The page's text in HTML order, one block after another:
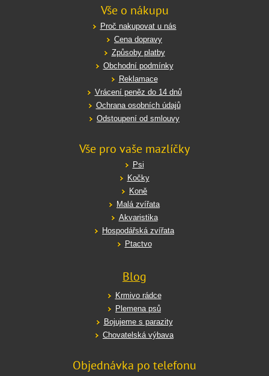
Vše o nákupu
Proč nakupovat u nás
Cena dopravy
Způsoby platby
Obchodní podmínky
Reklamace
Vrácení peněz do 14 dnů
Ochrana osobních údajů
Odstoupení od smlouvy
Vše pro vaše mazlíčky
Psi
Kočky
Koně
Malá zvířata
Akvaristika
Hospodářská zvířata
Ptactvo
Blog
Krmivo rádce
Plemena psů
Bojujeme s parazity
Chovatelská výbava
Objednávka po telefonu